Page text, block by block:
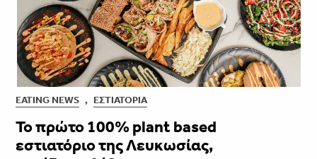
EATING NEWS , ΕΣΤΙΑΤΌΡΙΑ
Το πρώτο 100% plant based
εστιατόριο της Λευκωσίας,